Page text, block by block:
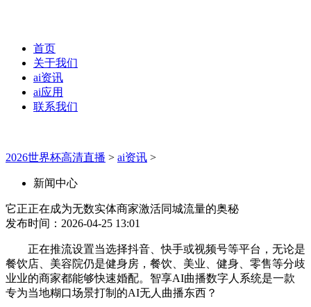
首页
关于我们
ai资讯
ai应用
联系我们
2026世界杯高清直播 > ai资讯 >
新闻中心
它正正在成为无数实体商家激活同城流量的奥秘
发布时间：2026-04-25 13:01
正在推流设置当选择抖音、快手或视频号等平台，无论是
餐饮店、美容院仍是健身房，餐饮、美业、健身、零售等分歧
业业的商家都能够快速婚配。智享AI曲播数字人系统是一款
专为当地糊口场景打制的AI无人曲播东西？